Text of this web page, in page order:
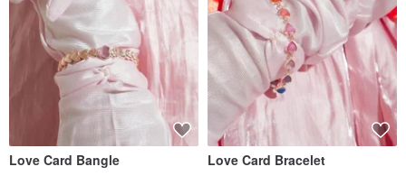
Love Card Bangle Love Card Bracelet